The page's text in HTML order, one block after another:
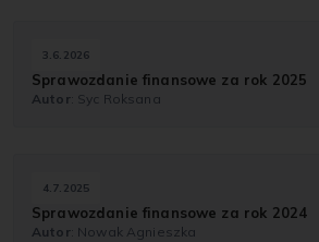
3.6.2026
Sprawozdanie finansowe za rok 2025
Autor: Syc Roksana
4.7.2025
Sprawozdanie finansowe za rok 2024
Autor: Nowak Agnieszka